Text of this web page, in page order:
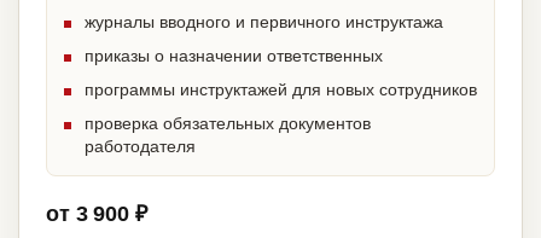
журналы вводного и первичного инструктажа
приказы о назначении ответственных
программы инструктажей для новых сотрудников
проверка обязательных документов
работодателя
от 3 900 ₽